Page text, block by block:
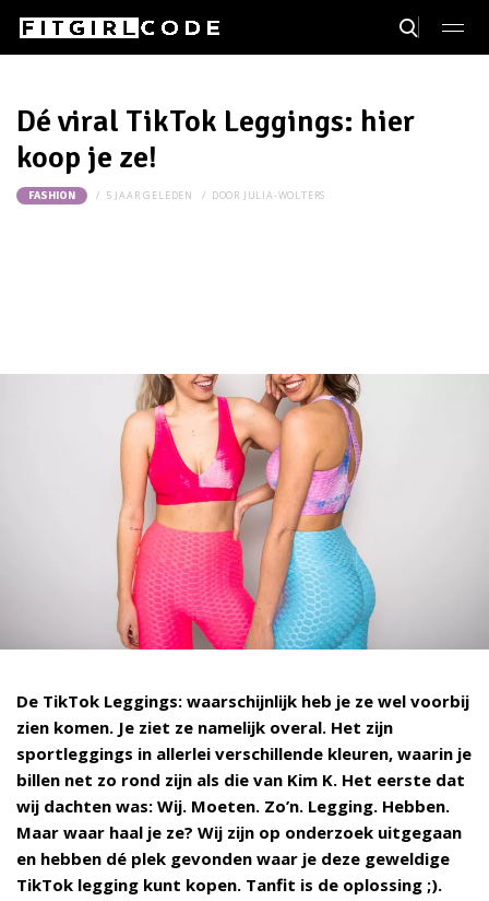
Dé viral TikTok Leggings: hier
koop je ze!
FASHION 5 JAAR GELEDEN DOOR JULIA-WOLTERS
De TikTok Leggings: waarschijnlijk heb je ze wel voorbij
zien komen. Je ziet ze namelijk overal. Het zijn
sportleggings in allerlei verschillende kleuren, waarin je
billen net zo rond zijn als die van Kim K. Het eerste dat
wij dachten was: Wij. Moeten. Zo’n. Legging. Hebben.
Maar waar haal je ze? Wij zijn op onderzoek uitgegaan
en hebben dé plek gevonden waar je deze geweldige
TikTok legging kunt kopen. Tanfit is de oplossing ;).